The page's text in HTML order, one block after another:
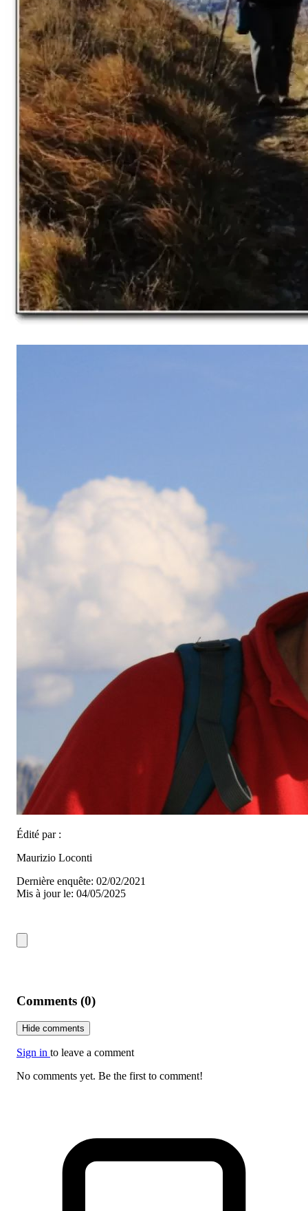
Édité par :
Maurizio Loconti
Dernière enquête: 02/02/2021
Mis à jour le: 04/05/2025
Comments (0)
Hide comments
Sign in to leave a comment
No comments yet. Be the first to comment!